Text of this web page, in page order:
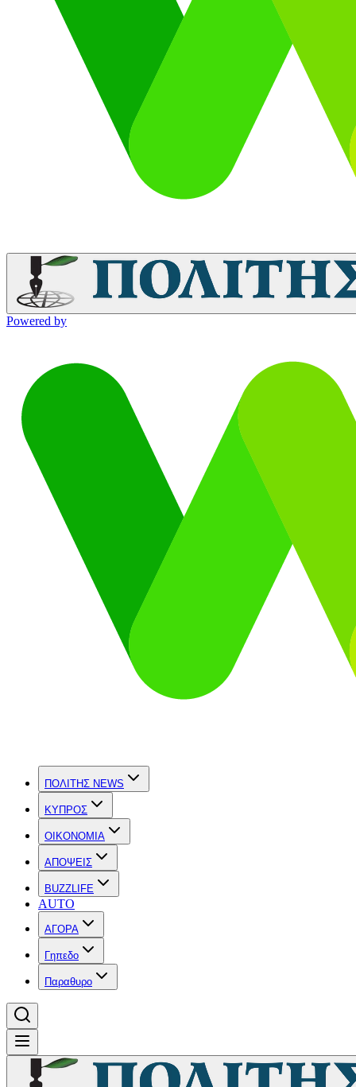
Powered by
ΠΟΛΙΤΗΣ NEWS
ΚΥΠΡΟΣ
OIKONOMIA
ΑΠΟΨΕΙΣ
BUZZLIFE
AUTO
ΑΓΟΡΑ
Γηπεδο
Παραθυρο